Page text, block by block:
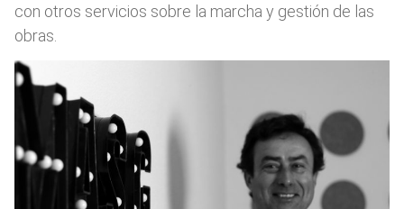
con otros servicios sobre la marcha y gestión de las
obras.